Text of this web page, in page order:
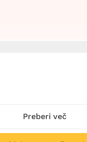
Preberi več